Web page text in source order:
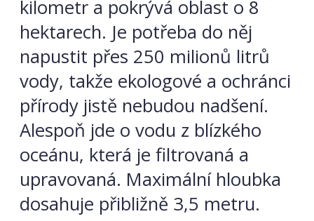
kilometr a pokrývá oblast o 8
hektarech. Je potřeba do něj
napustit přes 250 milionů litrů
vody, takže ekologové a ochránci
přírody jistě nebudou nadšení.
Alespoň jde o vodu z blízkého
oceánu, která je filtrovaná a
upravovaná. Maximální hloubka
dosahuje přibližně 3,5 metru.